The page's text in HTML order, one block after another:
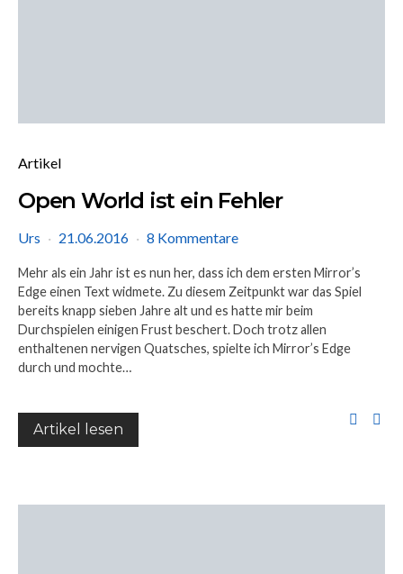
Artikel
Open World ist ein Fehler
Urs 21.06.2016 8 Kommentare
Mehr als ein Jahr ist es nun her, dass ich dem ersten Mirror’s
Edge einen Text widmete. Zu diesem Zeitpunkt war das Spiel
bereits knapp sieben Jahre alt und es hatte mir beim
Durchspielen einigen Frust beschert. Doch trotz allen
enthaltenen nervigen Quatsches, spielte ich Mirror’s Edge
durch und mochte…
Artikel lesen